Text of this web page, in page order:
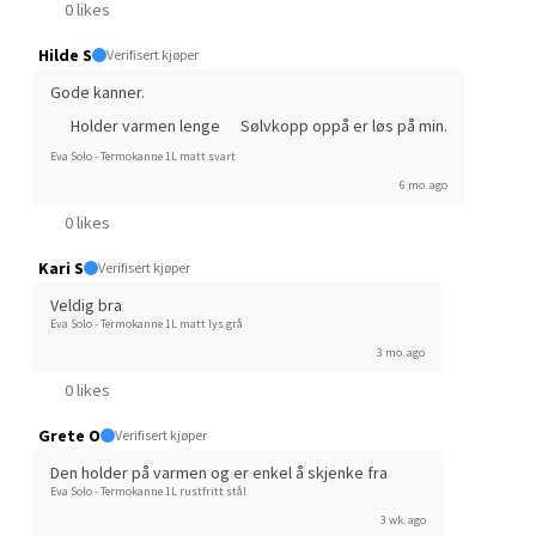
0 likes
Hilde S Verifisert kjøper
Gode kanner.
Holder varmen lenge
Sølvkopp oppå er løs på min.
Eva Solo - Termokanne 1L matt svart
6 mo. ago
0 likes
Kari S Verifisert kjøper
Veldig bra
Eva Solo - Termokanne 1L matt lys grå
3 mo. ago
0 likes
Grete O Verifisert kjøper
Den holder på varmen og er enkel å skjenke fra
Eva Solo - Termokanne 1L rustfritt stål
3 wk. ago
Kristiansand - Thon
Åpent i dag 10-21
0 i butikk
Fredrikstad - Torvbyen